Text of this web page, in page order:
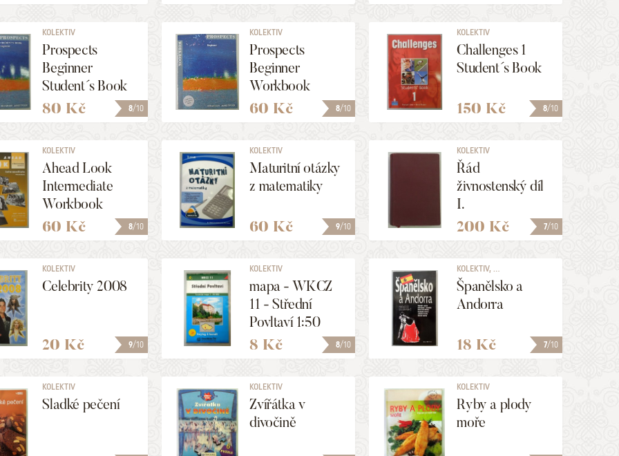
8/10
KOLEKTIV
Prospects
Beginner
Student´s Book
80 Kč 8/10
KOLEKTIV
Prospects
Beginner
Workbook
60 Kč 8/10
KOLEKTIV
Challenges 1
Student´s Book
150 Kč
8/10
KOLEKTIV
Ahead Look
Intermediate
Workbook
60 Kč 9/10
KOLEKTIV
Maturitní otázky
z matematiky
60 Kč 7/10
KOLEKTIV
Řád
živnostenský díl
I.
200 Kč
9/10
KOLEKTIV
Celebrity 2008
20 Kč 8/10
KOLEKTIV
mapa - WKCZ
11 - Střední
Povltaví 1:50
000
8 Kč 7/10
KOLEKTIV, ...
Španělsko a
Andorra
18 Kč
KOLEKTIV
Sladké pečení
KOLEKTIV
Zvířátka v
divočině
KOLEKTIV
Ryby a plody
moře